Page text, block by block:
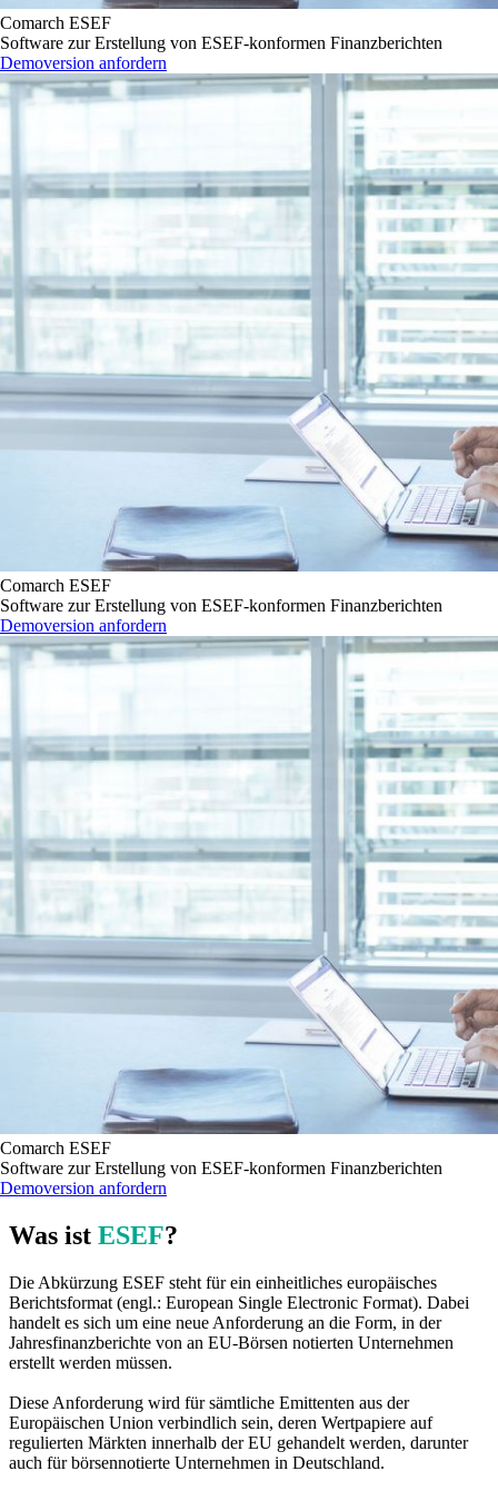
Comarch ESEF
Software zur Erstellung von ESEF-konformen Finanzberichten
Demoversion anfordern
Comarch ESEF
Software zur Erstellung von ESEF-konformen Finanzberichten
Demoversion anfordern
Comarch ESEF
Software zur Erstellung von ESEF-konformen Finanzberichten
Demoversion anfordern
Was ist ESEF?
Die Abkürzung ESEF steht für ein einheitliches europäisches
Berichtsformat (engl.: European Single Electronic Format). Dabei
handelt es sich um eine neue Anforderung an die Form, in der
Jahresfinanzberichte von an EU-Börsen notierten Unternehmen
erstellt werden müssen.
Diese Anforderung wird für sämtliche Emittenten aus der
Europäischen Union verbindlich sein, deren Wertpapiere auf
regulierten Märkten innerhalb der EU gehandelt werden, darunter
auch für börsennotierte Unternehmen in Deutschland.